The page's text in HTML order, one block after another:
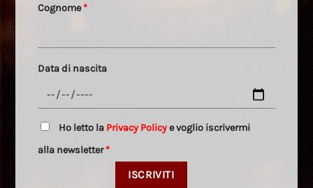
Cognome*
Data di nascita
Ho letto la Privacy Policye voglio iscrivermi
alla newsletter*